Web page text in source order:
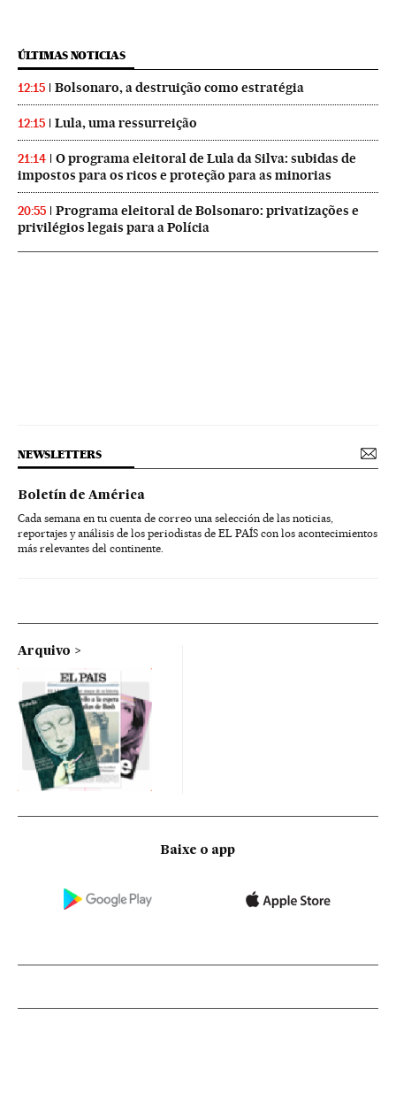
ÚLTIMAS NOTICIAS
12:15 Bolsonaro, a destruição como estratégia
12:15 Lula, uma ressurreição
21:14
O programa eleitoral de Lula da Silva: subidas de
impostos para os ricos e proteção para as minorias
20:55
Programa eleitoral de Bolsonaro: privatizações e
privilégios legais para a Polícia
NEWSLETTERS
Boletín de América
Cada semana en tu cuenta de correo una selección de las noticias,
reportajes y análisis de los periodistas de EL PAÍS con los acontecimientos
más relevantes del continente.
Arquivo
Baixe o app